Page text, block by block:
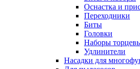
Оснастка и
Переходники
Биты
Головки
Наборы
Удлинители
Насадки для